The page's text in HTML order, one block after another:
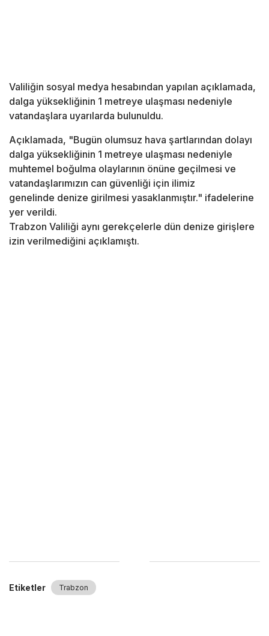
Valiliğin sosyal medya hesabından yapılan açıklamada,
dalga yüksekliğinin 1 metreye ulaşması nedeniyle
vatandaşlara uyarılarda bulunuldu.
Açıklamada, "Bugün olumsuz hava şartlarından dolayı
dalga yüksekliğinin 1 metreye ulaşması nedeniyle
muhtemel boğulma olaylarının önüne geçilmesi ve
vatandaşlarımızın can güvenliği için ilimiz
genelinde denize girilmesi yasaklanmıştır." ifadelerine
yer verildi.
Trabzon Valiliği aynı gerekçelerle dün denize girişlere
izin verilmediğini açıklamıştı.
Etiketler Trabzon